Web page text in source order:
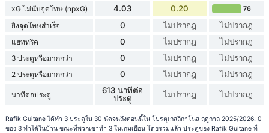
xG ไม่นับจุดโทษ (npxG) 4.03 0.20 76
ยิงจุดโทษสำเร็จ 0 ไม่ปรากฎ ไม่ปรากฎ
แฮททริค 0 ไม่ปรากฎ ไม่ปรากฎ
3 ประตูหรือมากกว่า 0 ไม่ปรากฎ ไม่ปรากฎ
2 ประตูหรือมากกว่า 0 ไม่ปรากฎ ไม่ปรากฎ
นาทีต่อประตู
613 นาทีต่อ
ประตู
ไม่ปรากฎ ไม่ปรากฎ
Rafik Guitane ได้ทำ 3 ประตูใน 30 นัดจนถึงตอนนี้ใน โปรตุเกสลีกาโนส ฤดูกาล 2025/2026. 0
ของ 3 ทำได้ในบ้าน ขณะที่พวกเขาทำ 3 ในเกมเยือน โดยรวมแล้ว ประตูของ Rafik Guitane ที่